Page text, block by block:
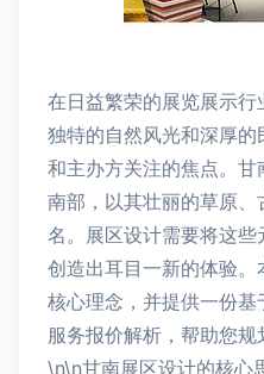
在日益繁荣的展览展示
独特的自然风光和深厚
和主办方关注的焦点。
南部，以其壮丽的草原
名。展区设计需要将这些
创造出耳目一新的体验
核心理念，并提供一份
服务报价解析，帮助您规
\n\n甘南展区设计的核心